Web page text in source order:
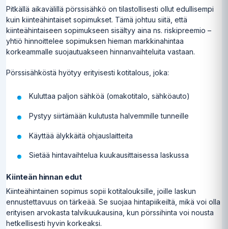
Pitkällä aikavälillä pörssisähkö on tilastollisesti ollut edullisempi
kuin kiinteähintaiset sopimukset. Tämä johtuu siitä, että
kiinteähintaiseen sopimukseen sisältyy aina ns. riskipreemio –
yhtiö hinnoittelee sopimuksen hieman markkinahintaa
korkeammalle suojautuakseen hinnanvaihteluita vastaan.
Pörssisähköstä hyötyy erityisesti kotitalous, joka:
Kuluttaa paljon sähköä (omakotitalo, sähköauto)
Pystyy siirtämään kulutusta halvemmille tunneille
Käyttää älykkäitä ohjauslaitteita
Sietää hintavaihtelua kuukausittaisessa laskussa
Kiinteän hinnan edut
Kiinteähintainen sopimus sopii kotitalouksille, joille laskun
ennustettavuus on tärkeää. Se suojaa hintapiikeiltä, mikä voi olla
erityisen arvokasta talvikuukausina, kun pörssihinta voi nousta
hetkellisesti hyvin korkeaksi.